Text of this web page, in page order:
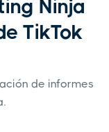
Ninja
TikTok
de informes